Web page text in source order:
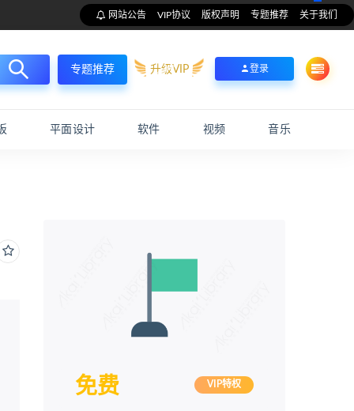
网站公告 VIP协议 版权声明 专题推荐 关于我们
专题推荐 升级VIP 登录
平面设计 软件 视频 音乐
免费 VIP特权